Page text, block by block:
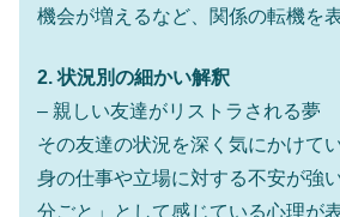
機会が増えるなど、関係の転機を
2. 状況別の細かい解釈
– 親しい友達がリストラされる夢
その友達の状況を深く気にかけて
身の仕事や立場に対する不安が強
分ごと」として感じている心理が